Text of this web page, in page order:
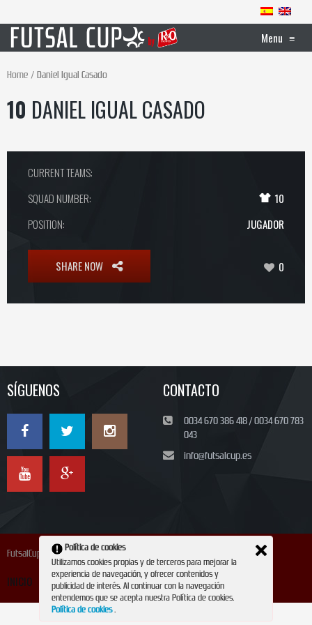
Menu ≡
Home Daniel Igual Casado
10 DANIEL IGUAL CASADO
CURRENT TEAMS:
SQUAD NUMBER:
10
POSITION:
JUGADOR
SHARE NOW 0
SÍGUENOS CONTACTO
0034 670 386 418 / 0034 670 783
043
info@futsalcup.es
FutsalCup 2024
INICIO INSCRIPCIÓN CONTACTO REVISTA
Política de cookies
Utilizamos cookies propias y de terceros para mejorar la
experiencia de navegación, y ofrecer contenidos y
publicidad de interés. Al continuar con la navegación
entendemos que se acepta nuestra Política de cookies.
Política de cookies.